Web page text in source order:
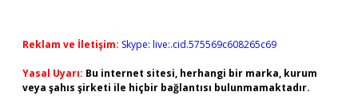
Reklam ve İletişim: Skype: live:.cid.575569c608265c69
Yasal Uyarı: Bu internet sitesi, herhangi bir marka, kurum
veya şahıs şirketi ile hiçbir bağlantısı bulunmamaktadır.